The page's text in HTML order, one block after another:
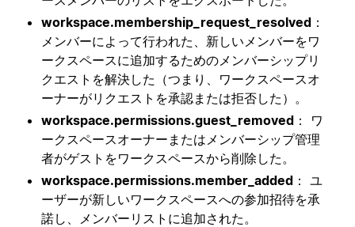
workspace.membership_request_resolved ：
メンバーによって行われた、新しいメンバーをワ
ークスペースに追加するためのメンバーシップリ
クエストを解決した（つまり、ワークスペースオ
ーナーがリクエストを承認または拒否した）。
workspace.permissions.guest_removed ： ワ
ークスペースオーナーまたはメンバーシップ管理
者がゲストをワークスペースから削除した。
workspace.permissions.member_added ： ユ
ーザーが新しいワークスペースへの参加招待を承
諾し、メンバーリストに追加された。